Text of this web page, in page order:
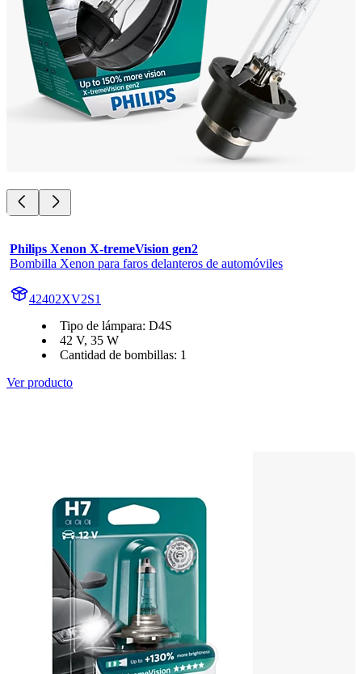
Philips Xenon X-tremeVision gen2
Bombilla Xenon para faros delanteros de automóviles
42402XV2S1
Tipo de lámpara: D4S
42 V, 35 W
Cantidad de bombillas: 1
Ver producto